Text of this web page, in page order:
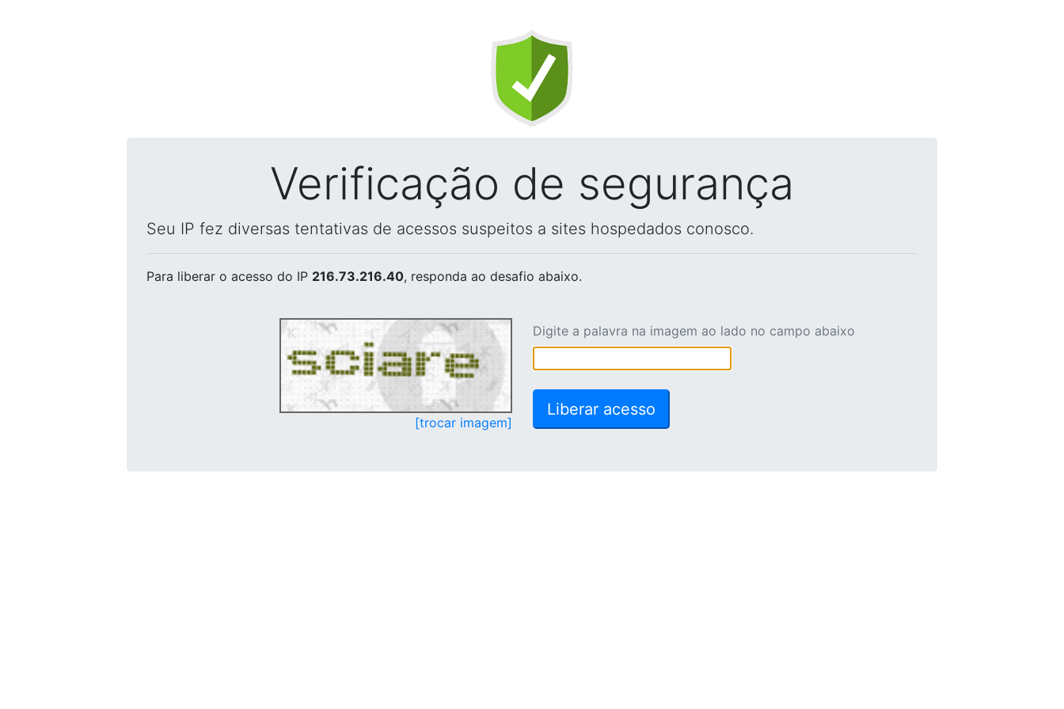
Verificação de segurança
Seu IP fez diversas tentativas de acessos suspeitos a sites hospedados conosco.
Para liberar o acesso do IP 216.73.216.40, responda ao desafio abaixo.
[trocar imagem]
Digite a palavra na imagem ao lado no campo abaixo